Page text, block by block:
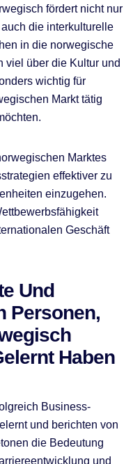
fördert nicht nur
die interkulturelle
in die norwegische
viel über die Kultur und
wichtig für
Markt tätig
Marktes
effektiver zu
einzugehen.
Geschäft
Und
Personen,
Haben
Business-
und berichten von
die Bedeutung
und